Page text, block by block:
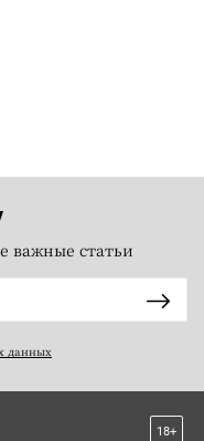
важные статьи
данных
18+